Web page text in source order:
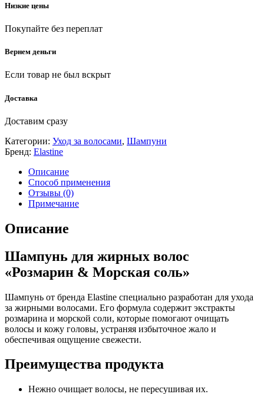
Низкие цены
Покупайте без переплат
Вернем деньги
Если товар не был вскрыт
Доставка
Доставим сразу
Категории: Уход за волосами, Шампуни
Бренд: Elastine
Описание
Способ применения
Отзывы (0)
Примечание
Описание
Шампунь для жирных волос
«Розмарин & Морская соль»
Шампунь от бренда Elastine специально разработан для ухода
за жирными волосами. Его формула содержит экстракты
розмарина и морской соли, которые помогают очищать
волосы и кожу головы, устраняя избыточное жало и
обеспечивая ощущение свежести.
Преимущества продукта
Нежно очищает волосы, не пересушивая их.